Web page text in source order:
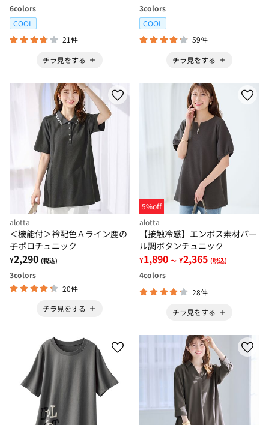
6colors
COOL
21件
チラ見をする
3colors
COOL
59件
チラ見をする
alotta
＜機能付＞衿配色Ａライン鹿の
子ポロチュニック
¥2,290 (税込)
3colors
20件
チラ見をする
5%off
alotta
【接触冷感】エンボス素材パー
ル調ボタンチュニック
¥1,890 ～ ¥2,365 (税込)
4colors
28件
チラ見をする